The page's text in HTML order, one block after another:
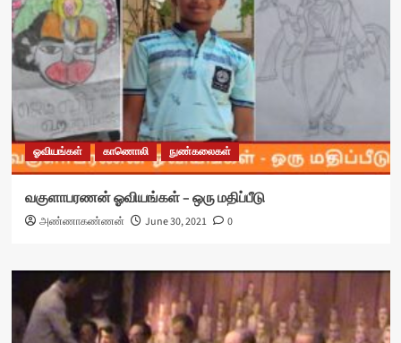
ஓவியங்கள் காணொலி நுண்கலைகள்
வகுளாபரணன் ஓவியங்கள் – ஒரு மதிப்பீடு
அண்ணாகண்ணன் June 30, 2021 0